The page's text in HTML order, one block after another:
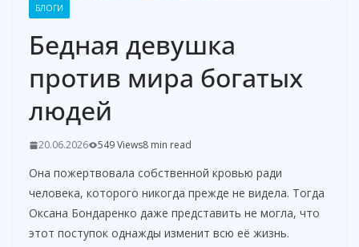
БЛОГИ
Бедная девушка
против мира богатых
людей
20.06.2026 549 Views8 min read
Она пожертвовала собственной кровью ради
человека, которого никогда прежде не видела. Тогда
Оксана Бондаренко даже представить не могла, что
этот поступок однажды изменит всю её жизнь.